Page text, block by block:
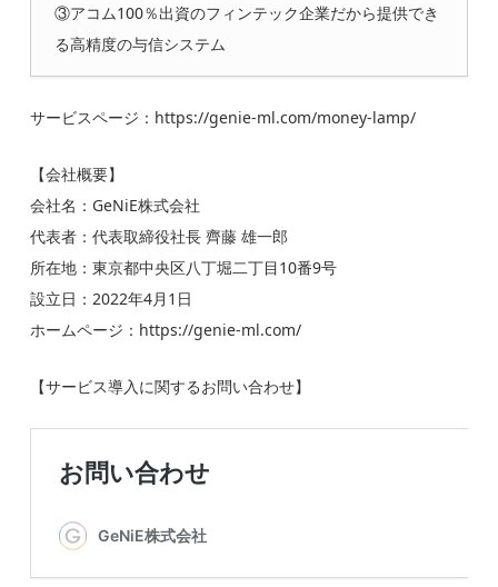
③アコム100％出資のフィンテック企業だから提供でき
る高精度の与信システム
サービスページ：https://genie-ml.com/money-lamp/
【会社概要】
会社名：GeNiE株式会社
代表者：代表取締役社長 齊藤 雄一郎
所在地：東京都中央区八丁堀二丁目10番9号
設立日：2022年4月1日
ホームページ：https://genie-ml.com/
【サービス導入に関するお問い合わせ】